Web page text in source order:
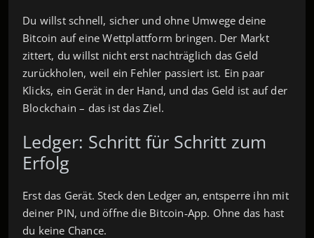
Du willst schnell, sicher und ohne Umwege deine
Bitcoin auf eine Wettplattform bringen. Der Markt
zittert, du willst nicht erst nachträglich das Geld
zurückholen, weil ein Fehler passiert ist. Ein paar
Klicks, ein Gerät in der Hand, und das Geld ist auf der
Blockchain – das ist das Ziel.
Ledger: Schritt für Schritt zum
Erfolg
Erst das Gerät. Steck den Ledger an, entsperre ihn mit
deiner PIN, und öffne die Bitcoin‑App. Ohne das hast
du keine Chance.